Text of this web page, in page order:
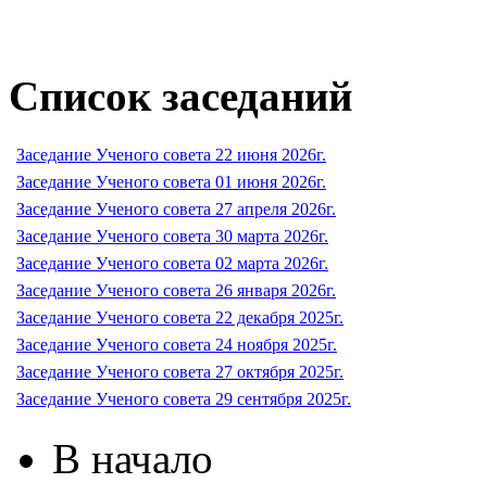
Список заседаний
Заседание Ученого совета 22 июня 2026г.
Заседание Ученого совета 01 июня 2026г.
Заседание Ученого совета 27 апреля 2026г.
Заседание Ученого совета 30 марта 2026г.
Заседание Ученого совета 02 марта 2026г.
Заседание Ученого совета 26 января 2026г.
Заседание Ученого совета 22 декабря 2025г.
Заседание Ученого совета 24 ноября 2025г.
Заседание Ученого совета 27 октября 2025г.
Заседание Ученого совета 29 сентября 2025г.
В начало